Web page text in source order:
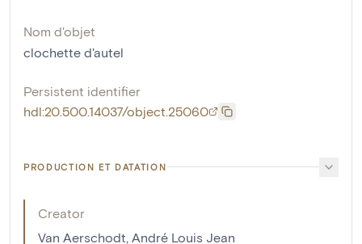
Nom d'objet
clochette d'autel
Persistent identifier
hdl:20.500.14037/object.25060
PRODUCTION ET DATATION
Creator
Van Aerschodt, André Louis Jean